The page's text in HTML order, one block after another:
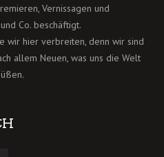
Vernissagen und
Co. beschäftigt.
wir hier verbreiten, denn wir sind
allem Neuen, was uns die Welt